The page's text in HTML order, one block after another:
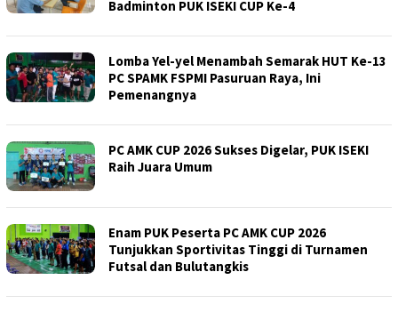
Badminton PUK ISEKI CUP Ke-4
Lomba Yel-yel Menambah Semarak HUT Ke-13
PC SPAMK FSPMI Pasuruan Raya, Ini
Pemenangnya
PC AMK CUP 2026 Sukses Digelar, PUK ISEKI
Raih Juara Umum
Enam PUK Peserta PC AMK CUP 2026
Tunjukkan Sportivitas Tinggi di Turnamen
Futsal dan Bulutangkis